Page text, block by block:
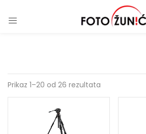
Prikaz 1–20 od 26 rezultata